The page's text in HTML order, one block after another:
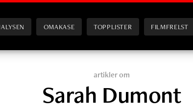
OMAKASE TOPPLISTER FILMFRELST
artikler om
Sarah Dumont